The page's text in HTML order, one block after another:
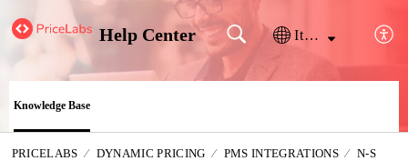
Help Center Italiano
Knowledge Base
PRICELABS DYNAMIC PRICING PMS INTEGRATIONS N-S